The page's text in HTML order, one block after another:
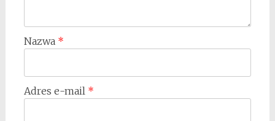
Nazwa *
Adres e-mail *